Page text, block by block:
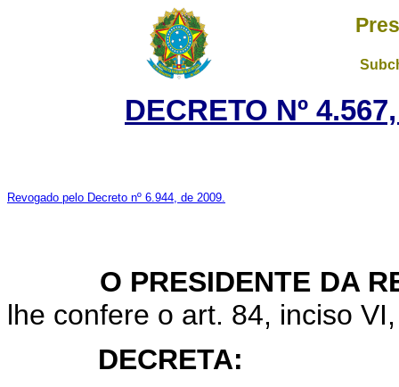
DECRETO Nº
Revogado pelo Decreto nº 6.944, de 2009.
O PRESIDENTE DA
lhe confere o art. 84, inciso
DECRETA: